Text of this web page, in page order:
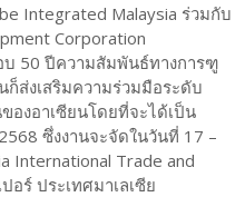
Integrated Malaysia ร่วมกับ
Corporation
บ 50 ปีความสัมพันธ์ทางการฑู
ก็ส่งเสริมความร่วมมือระดับ
งอาเซียนโดยที่จะได้เป็น
ซึ่งงานจะจัดในวันที่ 17 –
International Trade and
อร์ ประเทศมาเลเซีย